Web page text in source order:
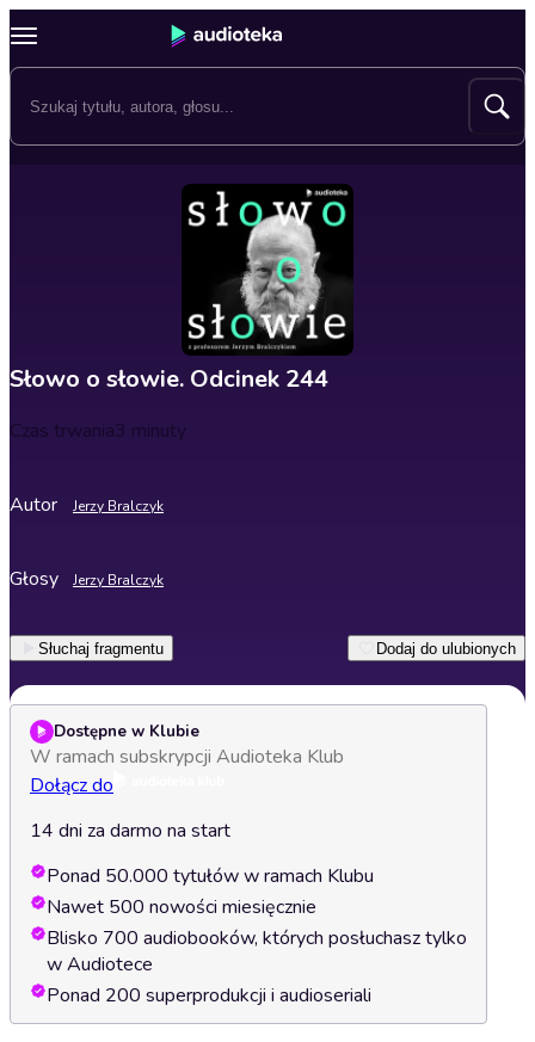
Słowo o słowie. Odcinek 244
Czas trwania3 minuty
Autor Jerzy Bralczyk
Głosy Jerzy Bralczyk
Słuchaj fragmentu Dodaj do ulubionych
Dostępne w Klubie
W ramach subskrypcji Audioteka Klub
Dołącz do
14 dni za darmo na start
Ponad 50.000 tytułów w ramach Klubu
Nawet 500 nowości miesięcznie
Blisko 700 audiobooków, których posłuchasz tylko
w Audiotece
Ponad 200 superprodukcji i audioseriali